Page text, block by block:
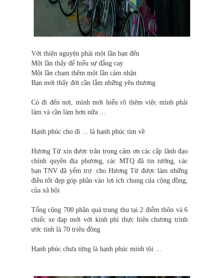
Với thiện nguyện phải một lần bạn đến
Một lần thấy để hiểu sự đắng cay
Một lần chạm thêm một lần cảm nhận
Bạn mới thấy đời cần lắm những yêu thương
Có đi đến nơi, mình mới hiểu rõ thêm việc mình phải
làm và cần làm hơn nữa ...
Hạnh phúc cho đi ... là hạnh phúc tìm về
Hương Từ xin được trân trọng cảm ơn các cấp lãnh đạo
chính quyền địa phương, các MTQ đã tin tưởng, các
bạn TNV đã yểm trợ cho Hương Từ được làm những
điều tốt đẹp góp phần vào lợi ích chung của cộng đồng,
của xã hội
Tổng cộng 700 phần quà trung thu tại 2 điểm thôn và 6
chiếc xe đạp mới với kinh phí thực hiện chương trình
ước tính là 70 triệu đồng
Hạnh phúc chưa từng là hạnh phúc mình tôi ...